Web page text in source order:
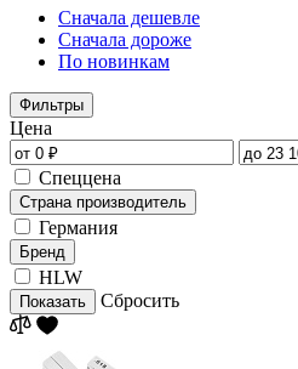
Сначала дешевле
Сначала дороже
По новинкам
Фильтры
Цена
Спеццена
Страна производитель
Германия
Бренд
HLW
Показать Сбросить